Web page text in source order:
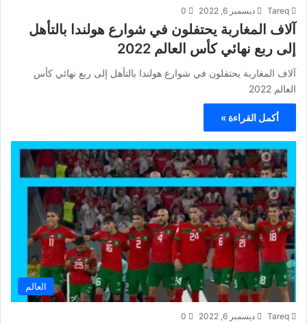
Tareq ديسمبر 6, 2022 0
آلاف المغاربة يحتفلون في شوارع هولندا بالتأهل
إلى ربع نهائي كأس العالم 2022
آلاف المغاربة يحتفلون في شوارع هولندا بالتأهل إلى ربع نهائي كأس
العالم 2022
أكمل القراءة »
العالم
Tareq ديسمبر 6, 2022 0